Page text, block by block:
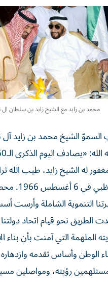
محمد بن زايد مع الشيخ زايد بن سلطان ال
الشيخ محمد بن زايد آل
له الشيخ زايد، طيب الله
في إمارة
التنموية الشاملة وأرست
الطريق نحو قيام اتحاد
الملهمة التي آمنت بأن بناء
الوطن وأساس تقدمه
رؤيته، ومواصلين